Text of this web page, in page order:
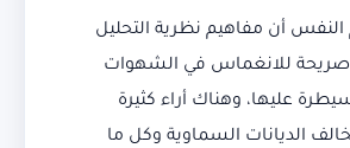
النفس أن مفاهيم نظرية التحليل
للانغماس في الشهوات
عليها، وهناك أراء كثيرة
الديانات السماوية وكل ما